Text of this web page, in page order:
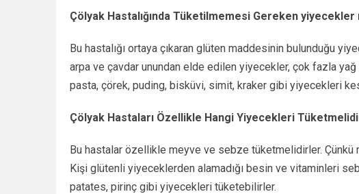
Çölyak Hastalığında Tüketilmemesi Gereken
Bu hastalığı ortaya çıkaran glüten maddesinin bulunduğu
arpa ve çavdar unundan elde edilen yiyecekler, çok fazla
pasta, çörek, puding, bisküvi, simit, kraker gibi yiyecekleri
Çölyak Hastaları Özellikle Hangi Yiyecekleri
Bu hastalar özellikle meyve ve sebze tüketmelidirler.
Kişi glütenli yiyeceklerden alamadığı besin ve vitaminleri
patates, pirinç gibi yiyecekleri tüketebilirler.